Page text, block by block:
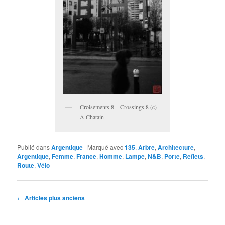
Croisements 8 – Crossings 8 (c)
A.Chatain
Publié dansArgentique | Marqué avec135,Arbre,Architecture,
Argentique,Femme,France,Homme, Lampe,N&B, Porte, Reflets,
Route,Vélo
Navigation
articles
← Articles plus anciens